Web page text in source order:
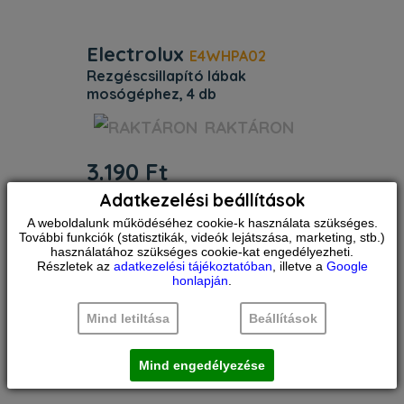
Electrolux E4WHPA02
rezgéscsillapító lábak
mosógéphez, 4 db
Jellemzők. Egyéb jellemzők.
Termékkód (PNC) 902 979 524.
mosógéphez, 4 db. Azonosító
9029795243.
RAKTÁRON
3.190 Ft
Adatkezelési beállítások
A weboldalunk működéséhez cookie-k használata szükséges.
További funkciók (statisztikák, videók lejátszása, marketing, stb.)
használatához szükséges cookie-kat engedélyezheti.
Részletek az adatkezelési tájékoztatóban , illetve a Google
honlapján
Mind letiltása Beállítások
Mind engedélyezése